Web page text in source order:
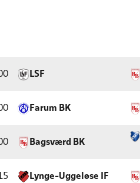
LSF
Farum BK
Bagsværd BK
Lynge-Uggeløse IF